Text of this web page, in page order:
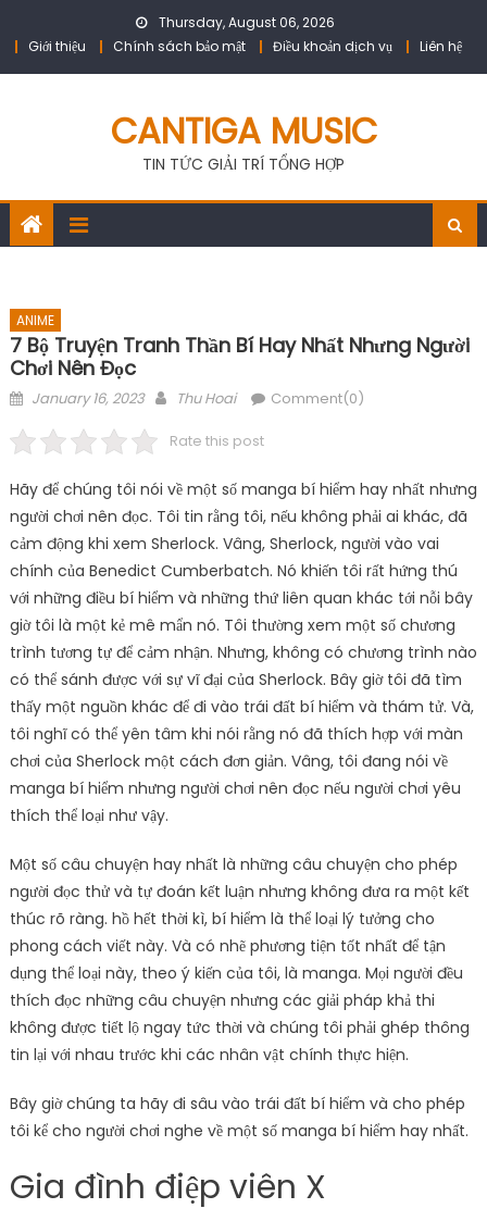
Thursday, August 06, 2026
Giới thiệu
Chính sách bảo mật Điều khoản dịch vụ Liên hệ
CANTIGA MUSIC
TIN TỨC GIẢI TRÍ TỔNG HỢP
ANIME
7 Bộ Truyện Tranh Thần Bí Hay Nhất Nhưng Người
Chơi Nên Đọc
Posted
January 16, 2023 Author
Thu Hoai Comment(0)
Rate this post
Hãy để chúng tôi nói về một số manga bí hiểm hay nhất nhưng
người chơi nên đọc. Tôi tin rằng tôi, nếu không phải ai khác, đã
cảm động khi xem Sherlock. Vâng, Sherlock, người vào vai
chính của Benedict Cumberbatch. Nó khiến tôi rất hứng thú
với những điều bí hiểm và những thứ liên quan khác tới nỗi bây
giờ tôi là một kẻ mê mẩn nó. Tôi thường xem một số chương
trình tương tự để cảm nhận. Nhưng, không có chương trình nào
có thể sánh được với sự vĩ đại của Sherlock. Bây giờ tôi đã tìm
thấy một nguồn khác để đi vào trái đất bí hiểm và thám tử. Và,
tôi nghĩ có thể yên tâm khi nói rằng nó đã thích hợp với màn
chơi của Sherlock một cách đơn giản. Vâng, tôi đang nói về
manga bí hiểm nhưng người chơi nên đọc nếu người chơi yêu
thích thể loại như vậy.
Một số câu chuyện hay nhất là những câu chuyện cho phép
người đọc thử và tự đoán kết luận nhưng không đưa ra một kết
thúc rõ ràng. hồ hết thời kì, bí hiểm là thể loại lý tưởng cho
phong cách viết này. Và có nhẽ phương tiện tốt nhất để tận
dụng thể loại này, theo ý kiến ​​của tôi, là manga. Mọi người đều
thích đọc những câu chuyện nhưng các giải pháp khả thi
không được tiết lộ ngay tức thời và chúng tôi phải ghép thông
tin lại với nhau trước khi các nhân vật chính thực hiện.
Bây giờ chúng ta hãy đi sâu vào trái đất bí hiểm và cho phép
tôi kể cho người chơi nghe về một số manga bí hiểm hay nhất.
Gia đình điệp viên X